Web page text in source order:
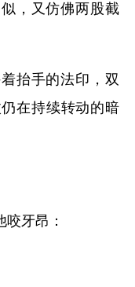
，又仿佛两股截
抬手的法印，双
在持续转动的暗
牙昂：